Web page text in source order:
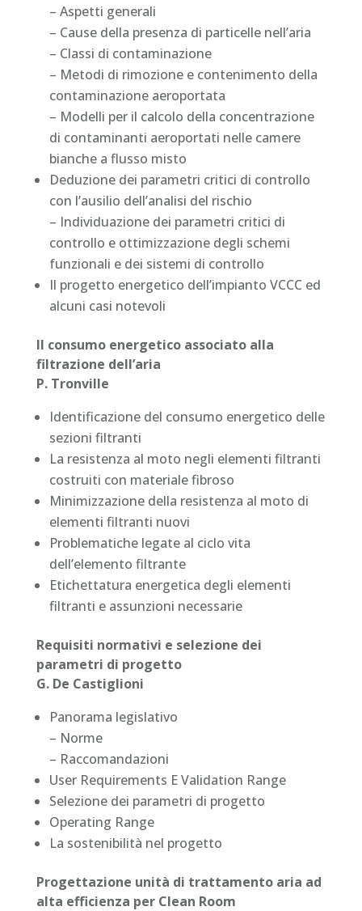
– Aspetti generali
– Cause della presenza di particelle nell’aria
– Classi di contaminazione
– Metodi di rimozione e contenimento della
contaminazione aeroportata
– Modelli per il calcolo della concentrazione
di contaminanti aeroportati nelle camere
bianche a flusso misto
Deduzione dei parametri critici di controllo
con l’ausilio dell’analisi del rischio
– Individuazione dei parametri critici di
controllo e ottimizzazione degli schemi
funzionali e dei sistemi di controllo
Il progetto energetico dell’impianto VCCC ed
alcuni casi notevoli
Il consumo energetico associato alla
filtrazione dell’aria
P. Tronville
Identificazione del consumo energetico delle
sezioni filtranti
La resistenza al moto negli elementi filtranti
costruiti con materiale fibroso
Minimizzazione della resistenza al moto di
elementi filtranti nuovi
Problematiche legate al ciclo vita
dell’elemento filtrante
Etichettatura energetica degli elementi
filtranti e assunzioni necessarie
Requisiti normativi e selezione dei
parametri di progetto
G. De Castiglioni
Panorama legislativo
– Norme
– Raccomandazioni
User Requirements E Validation Range
Selezione dei parametri di progetto
Operating Range
La sostenibilità nel progetto
Progettazione unità di trattamento aria ad
alta efficienza per Clean Room